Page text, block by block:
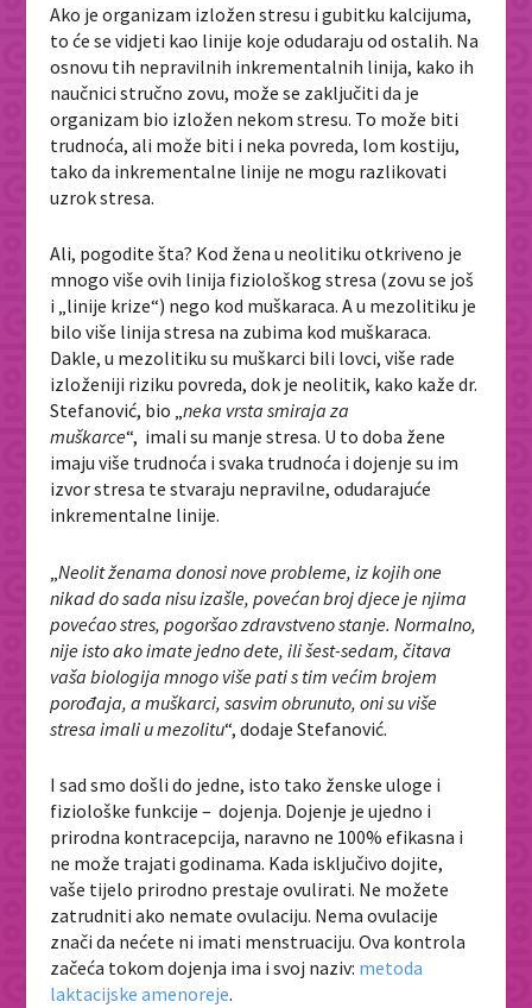
Ako je organizam izložen stresu i gubitku kalcijuma,
to će se vidjeti kao linije koje odudaraju od ostalih. Na
osnovu tih nepravilnih inkrementalnih linija, kako ih
naučnici stručno zovu, može se zaključiti da je
organizam bio izložen nekom stresu. To može biti
trudnoća, ali može biti i neka povreda, lom kostiju,
tako da inkrementalne linije ne mogu razlikovati
uzrok stresa.
Ali, pogodite šta? Kod žena u neolitiku otkriveno je
mnogo više ovih linija fiziološkog stresa (zovu se još
i „linije krize“) nego kod muškaraca. A u mezolitiku je
bilo više linija stresa na zubima kod muškaraca.
Dakle, u mezolitiku su muškarci bili lovci, više rade
izloženiji riziku povreda, dok je neolitik, kako kaže dr.
Stefanović, bio „neka vrsta smiraja za
muškarce“, imali su manje stresa. U to doba žene
imaju više trudnoća i svaka trudnoća i dojenje su im
izvor stresa te stvaraju nepravilne, odudarajuće
inkrementalne linije.
„Neolit ženama donosi nove probleme, iz kojih one
nikad do sada nisu izašle, povećan broj djece je njima
povećao stres, pogoršao zdravstveno stanje. Normalno,
nije isto ako imate jedno dete, ili šest-sedam, čitava
vaša biologija mnogo više pati s tim većim brojem
porođaja, a muškarci, sasvim obrunuto, oni su više
stresa imali u mezolitu“, dodaje Stefanović.
I sad smo došli do jedne, isto tako ženske uloge i
fiziološke funkcije – dojenja. Dojenje je ujedno i
prirodna kontracepcija, naravno ne 100% efikasna i
ne može trajati godinama. Kada isključivo dojite,
vaše tijelo prirodno prestaje ovulirati. Ne možete
zatrudniti ako nemate ovulaciju. Nema ovulacije
znači da nećete ni imati menstruaciju. Ova kontrola
začeća tokom dojenja ima i svoj naziv: metoda
laktacijske amenoreje.